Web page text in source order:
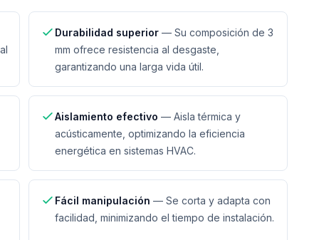
Durabilidad superior — Su composición de 3
mm ofrece resistencia al desgaste,
garantizando una larga vida útil.
Aislamiento efectivo — Aisla térmica y
acústicamente, optimizando la eficiencia
energética en sistemas HVAC.
Fácil manipulación — Se corta y adapta con
facilidad, minimizando el tiempo de instalación.